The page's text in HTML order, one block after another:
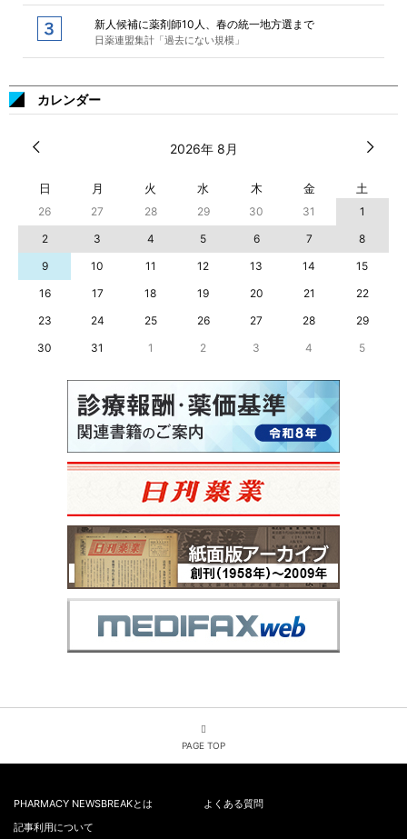
新人候補に薬剤師10人、春の統一地方選まで
日薬連盟集計「過去にない規模」
カレンダー
2026年 8月
日 月 火 水 木 金 土
26 27 28 29 30 31
1
2
3 4 5 6 7
8
9
10 11 12 13 14
15
16
17 18 19 20 21
22
23
24 25 26 27 28
29
30
31 1 2 3 4 5
PAGE TOP
PHARMACY NEWSBREAKとは
よくある質問
記事利用について